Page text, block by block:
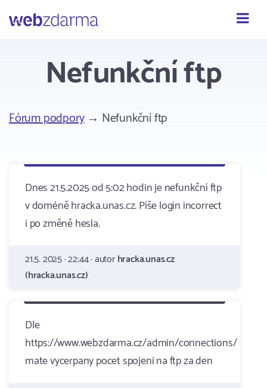
Webzdarma
Nefunkční ftp
Fórum podpory→ Nefunkční ftp
Dnes 21.5.2025 od 5:02 hodin je nefunkční ftp
v doméně hracka.unas.cz. Píše login incorrect
i po změně hesla.
21.5. 2025 · 22:44 · autorhracka.unas.cz
(hracka.unas.cz)
Dle
https://www.webzdarma.cz/admin/connections/
mate vycerpany pocet spojeni na ftp za den